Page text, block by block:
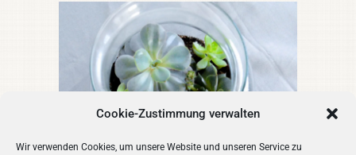
Cookie-Zustimmung verwalten
Wir verwenden Cookies, um unsere Website und unseren Service zu